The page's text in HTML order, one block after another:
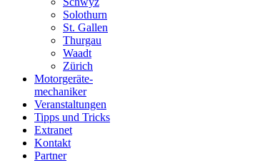
Solothurn
St. Gallen
Thurgau
Waadt
Zürich
Motorgeräte-
mechaniker
Veranstaltungen
Tipps und Tricks
Extranet
Kontakt
Partner